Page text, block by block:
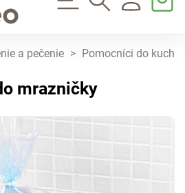
a pečenie > Pomocníci do
mrazničky